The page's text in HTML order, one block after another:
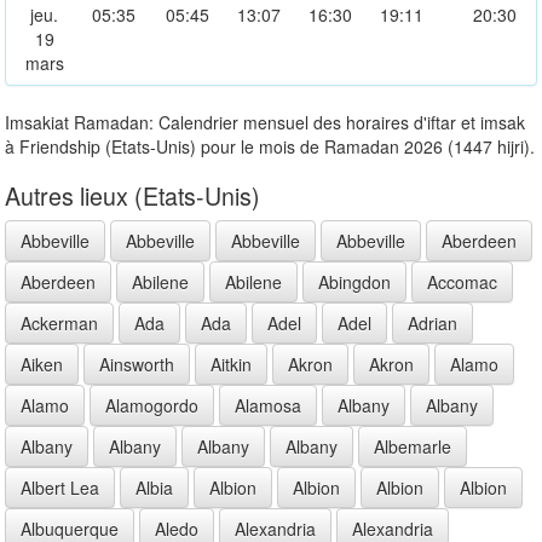
jeu.
19
mars
05:35 05:45 13:07 16:30 19:11 20:30
Imsakiat Ramadan: Calendrier mensuel des horaires d'iftar et imsak
à Friendship (Etats-Unis) pour le mois de Ramadan 2026 (1447 hijri).
Autres lieux (Etats-Unis)
Abbeville Abbeville Abbeville Abbeville
Aberdeen
Aberdeen
Abilene Abilene Abingdon
Accomac
Ackerman
Ada Ada Adel Adel
Adrian
Aiken
Ainsworth Aitkin Akron Akron
Alamo
Alamo
Alamogordo Alamosa Albany
Albany
Albany
Albany Albany Albany
Albemarle
Albert Lea
Albia Albion Albion Albion
Albion
Albuquerque
Aledo Alexandria
Alexandria